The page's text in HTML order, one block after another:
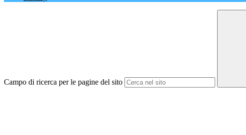
Campo di ricerca per le pagine del sito